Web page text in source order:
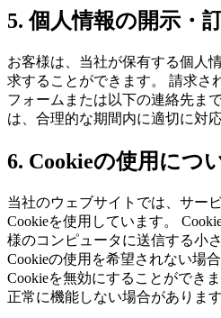
5. 個人情報の開示・
お客様は、当社が保有する個人
求することができます。 請求さ
フォームまたは以下の連絡先ま
は、合理的な期間内に適切に対
6. Cookieの使用につ
当社のウェブサイトでは、サー
Cookieを使用しています。
様のコンピュータに送信する小
Cookieの使用を希望されない場
Cookieを無効にすることができ
正常に機能しない場合があります